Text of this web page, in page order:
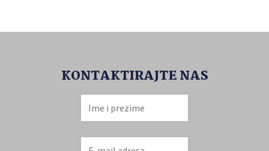
KONTAKTIRAJTE NAS